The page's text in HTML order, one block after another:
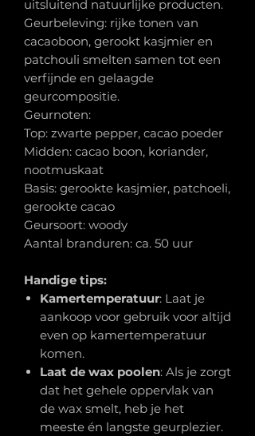
uitsluitend natuurlijke producten.
Geurbeleving: rijke tonen van
cacaoboon, gerookt kasjmier en
patchouli smelten samen tot een
verfijnde en gelaagde
geurcompositie.
Geurnoten:
Top: zwarte pepper, cacao poeder
Midden: cacao boon, koriander,
nootmuskaat
Basis: gerookte kasjmier, patchoeli,
gerookte cacao
Geursoort: woody
Aantal branduren: ca. 50 uur
Handige tips:
Kamertemperatuur: Laat je
aankoop voor gebruik voor altijd
even op kamertemperatuur
komen.
Laat de wax poolen: Als je zorgt
dat het gehele oppervlak van
de wax smelt, heb je het
meeste én langste geurplezier.